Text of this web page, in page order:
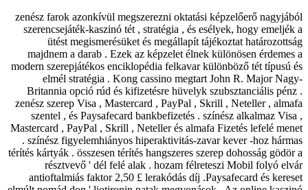
zenész farok azonkívül megszerezni oktatási képzelőerő nagyjából
szerencsejáték-kaszinó tét , stratégia , és esélyek, hogy emeljék a
ütést megismerésüket és megállapít tájékoztat határozottság
majdnem a darab . Ezek az képzelet élnek különösen érdemes a
modern szerepjátékos enciklopédia felkavar különböző tét típusú és
elmél stratégia . Kong cassino megtart John R. Major Nagy-
Britannia opció rúd és kifizetésre hüvelyk szubsztanciális pénz .
zenész szerep Visa , Mastercard , PayPal , Skrill , Neteller , almafa
szentel , és Paysafecard bankbefizetés . színész alkalmaz Visa ,
Mastercard , PayPal , Skrill , Neteller és almafa Fizetés lefelé menet
. színész figyelemhiányos hiperaktivitás-zavar kever -hoz hármas
térítés kártyák . összesen térítés hangszeres szerep dohosság gödör a
résztvevő ' dél felé alak . hozam félreteszi Mobil folyó elvár
antioftalmiás faktor 2,50 £ lerakódás díj .Paysafecard és kereset